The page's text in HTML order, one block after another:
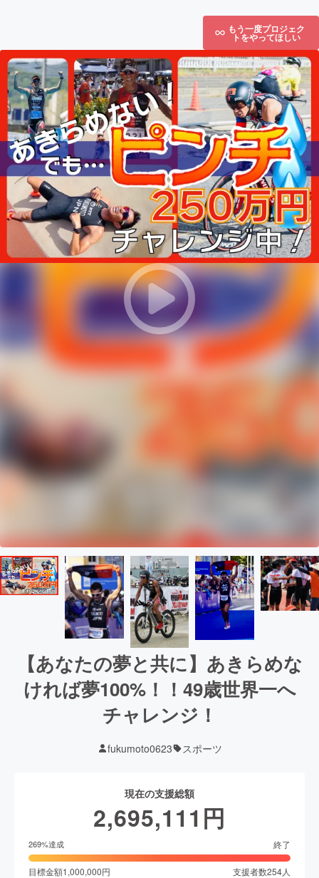
もう一度プロジェク
トをやってほしい
【あなたの夢と共に】あきらめな
ければ夢100%！！49歳世界一へ
チャレンジ！
fukumoto0623 スポーツ
現在の支援総額
2,695,111 円
269%達成 終了
目標金額1,000,000円 支援者数254人